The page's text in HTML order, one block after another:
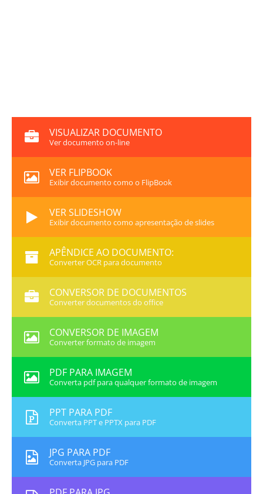
VISUALIZAR DOCUMENTO
Ver documento on-line
VER FLIPBOOK
Exibir documento como o FlipBook
VER SLIDESHOW
Exibir documento como apresentação de slides
APÊNDICE AO DOCUMENTO:
Converter OCR para documento
CONVERSOR DE DOCUMENTOS
Converter documentos do office
CONVERSOR DE IMAGEM
Converter formato de imagem
PDF PARA IMAGEM
Converta pdf para qualquer formato de imagem
PPT PARA PDF
Converta PPT e PPTX para PDF
JPG PARA PDF
Converta JPG para PDF